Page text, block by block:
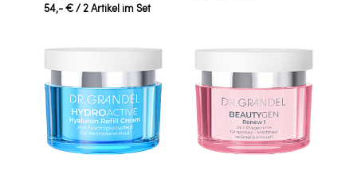
54,- €/ 2 Artikel im Set